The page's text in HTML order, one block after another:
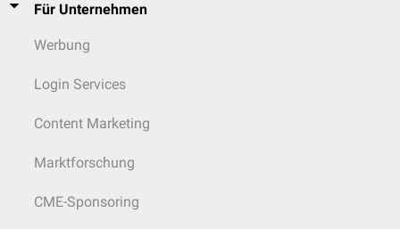
Für Unternehmen
Werbung
Login Services
Content Marketing
Marktforschung
CME-Sponsoring